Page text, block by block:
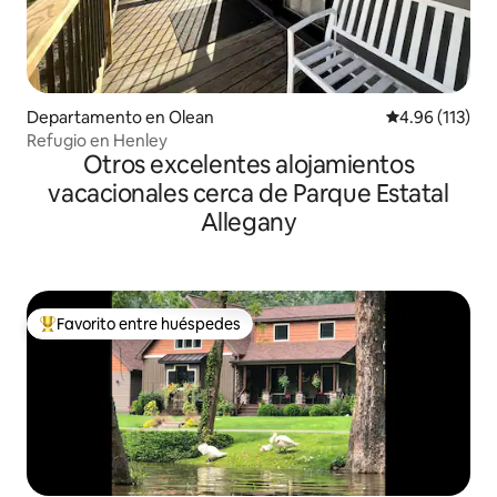
Departamento en Olean Calificación
4.96 (113)
Refugio en Henley
Otros excelentes alojamientos
vacacionales cerca de Parque Estatal
Allegany
De los mejores en Favorito entre huéspedes
Favorito entre huéspedes